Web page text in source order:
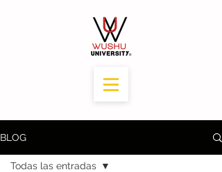
BLOG
Todas las entradas